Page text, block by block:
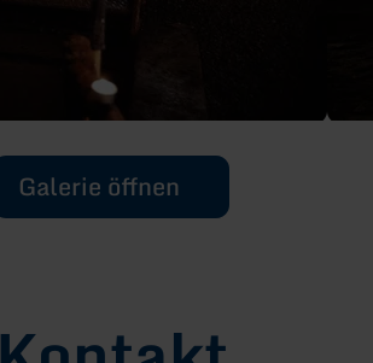
Galerie öffnen